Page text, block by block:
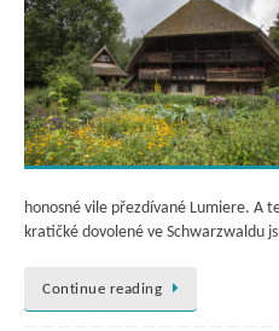
honosné vile přezdívané Lumiere. A
kratičké dovolené ve Schwarzwaldu
Continue reading